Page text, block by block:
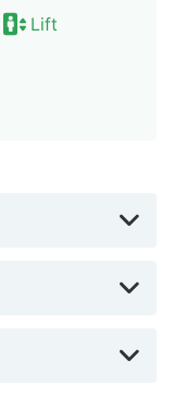
Lift